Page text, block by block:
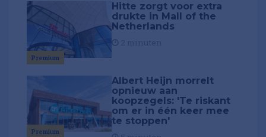
Premium
Hitte zorgt voor extra
drukte in Mall of the
Netherlands
Premium
Albert Heijn morrelt
opnieuw aan
koopzegels: 'Te riskant
om er in één keer mee
te stoppen'